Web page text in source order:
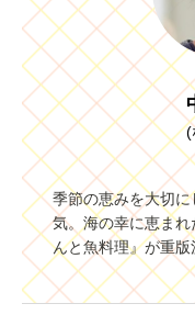
(
季節の恵みを大切
気。海の幸に恵ま
んと魚料理』が重版